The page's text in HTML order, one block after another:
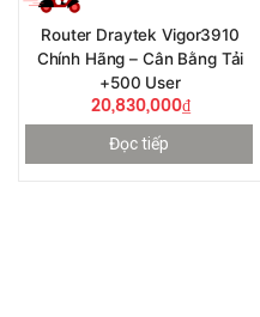
Router Draytek Vigor3910
Chính Hãng – Cân Bằng Tải
+500 User
20,830,000₫
Đọc tiếp